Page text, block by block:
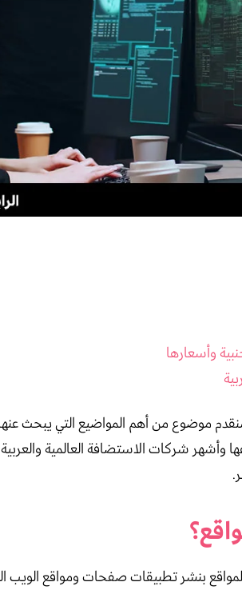
وأسعارها
موضوع من أهم المواضيع التي يبحث
وأشهر شركات الاستضافة العالمية
بنشر تطبيقات صفحات ومواقع الويب